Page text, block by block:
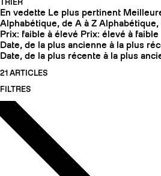
TRIER
En vedette Le plus pertinent
Alphabétique, de A à Z Alphabétique,
Prix: faible à élevé Prix: élevé à faible
Date, de la plus ancienne à la plus
Date, de la plus récente à la plus
21 ARTICLES
FILTRES